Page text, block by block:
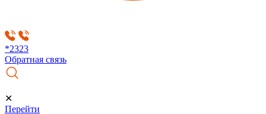
*2323
Обратная связь
✕
Перейти